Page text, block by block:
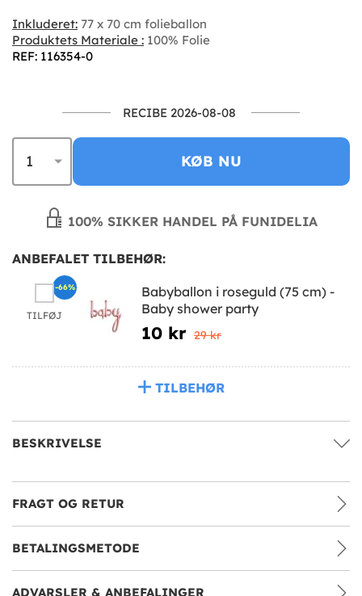
Inkluderet: 77 x 70 cm folieballon
Produktets Materiale : 100% Folie
REF: 116354-0
RECIBE 2026-08-08
KØB NU
100% SIKKER HANDEL PÅ FUNIDELIA
ANBEFALET TILBEHØR:
TILFØJ
Babyballon i roseguld (75 cm) -
Baby shower party
10 kr 29 kr
-66%
TILBEHØR
BESKRIVELSE
FRAGT OG RETUR
BETALINGSMETODE
ADVARSLER & ANBEFALINGER